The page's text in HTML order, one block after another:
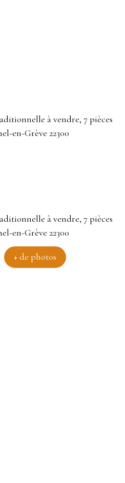
+ de photos